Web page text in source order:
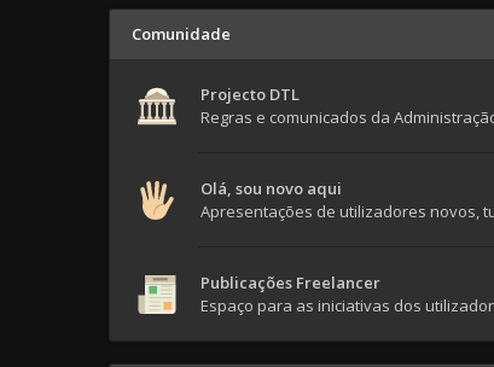
Comunidade
Projecto DTL
Regras e comunicados da
Olá, sou novo aqui
Apresentações de utilizadores novos,
Publicações Freelancer
Espaço para as iniciativas dos